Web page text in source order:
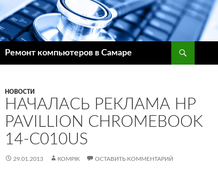
Ремонт компьютеров в Самаре
НОВОСТИ
НАЧАЛАСЬ РЕКЛАМА HP
PAVILLION CHROMEBOOK
14-C010US
29.01.2013 KOMPIK ОСТАВИТЬ КОММЕНТАРИЙ